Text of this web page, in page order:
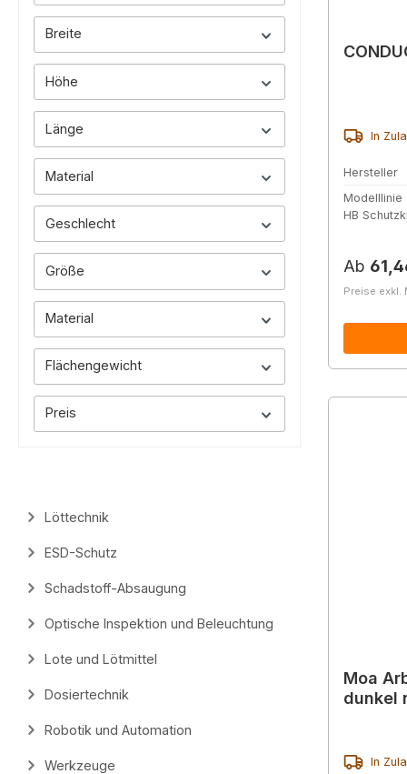
Breite
Höhe
Länge
Material
Geschlecht
Größe
Material
Flächengewicht
Preis
Löttechnik
ESD-Schutz
Schadstoff-Absaugung
Optische Inspektion und Beleuchtung
Lote und Lötmittel
Dosiertechnik
Robotik und Automation
Werkzeuge
In
Hersteller
Modelllinie
HB
Ab
Preise exkl.
Moa
dunkel
In